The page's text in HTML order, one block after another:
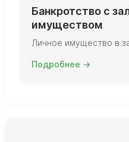
Банкротство с
имуществом
Личное имущество в
Подробнее →